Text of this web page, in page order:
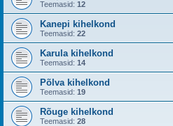
Teemasid: 12
Kanepi kihelkond
Teemasid: 22
Karula kihelkond
Teemasid: 14
Põlva kihelkond
Teemasid: 19
Rõuge kihelkond
Teemasid: 28